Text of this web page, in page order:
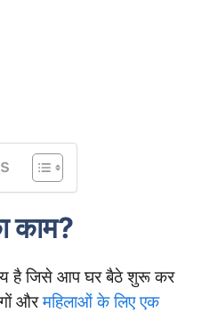
काम?
है जिसे आप घर बैठे शुरू कर
औरमहिलाओं के लिए एक